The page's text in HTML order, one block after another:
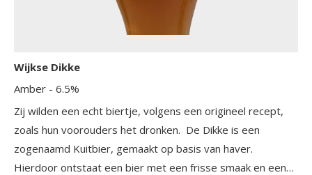
Wijkse Dikke
Amber - 6.5%
Zij wilden een echt biertje, volgens een origineel recept,
zoals hun voorouders het dronken. De Dikke is een
zogenaamd Kuitbier, gemaakt op basis van haver.
Hierdoor ontstaat een bier met een frisse smaak en een